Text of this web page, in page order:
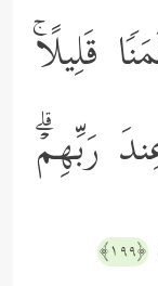
قَلِیلًاۚ
رَبِّهِمۡۗ
﴿١٩٩﴾